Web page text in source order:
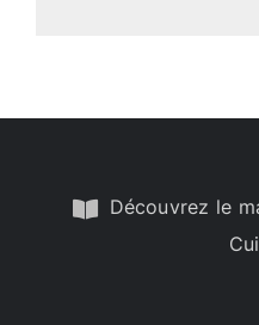
Découvrez le